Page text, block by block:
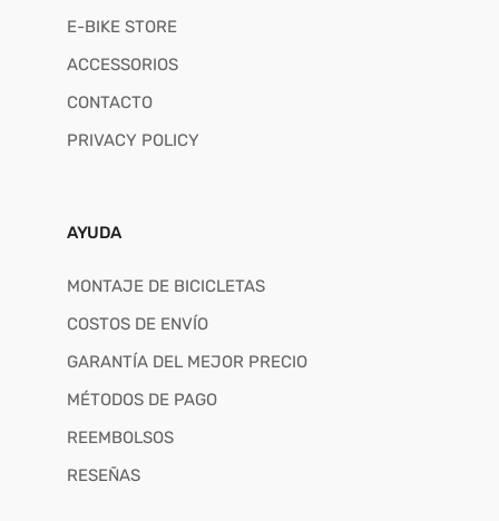
E-BIKE STORE
ACCESSORIOS
CONTACTO
PRIVACY POLICY
AYUDA
MONTAJE DE BICICLETAS
COSTOS DE ENVÍO
GARANTÍA DEL MEJOR PRECIO
MÉTODOS DE PAGO
REEMBOLSOS
RESEÑAS